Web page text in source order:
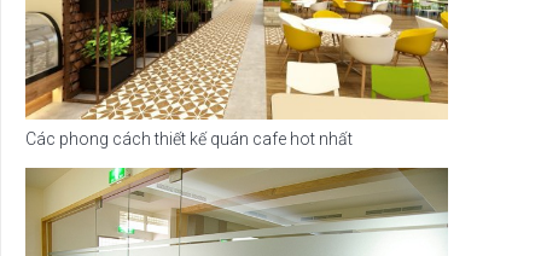
Các phong cách thiết kế quán cafe hot nhất